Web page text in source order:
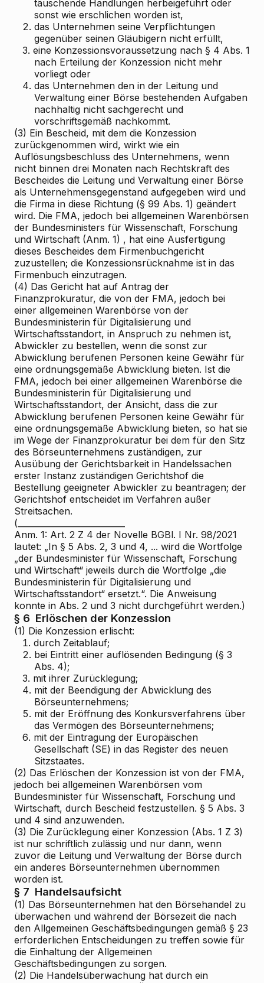
täuschende Handlungen herbeigeführt oder
sonst wie erschlichen worden ist,
2. das Unternehmen seine Verpflichtungen
gegenüber seinen Gläubigern nicht erfüllt,
3. eine Konzessionsvoraussetzung nach § 4 Abs. 1
nach Erteilung der Konzession nicht mehr
vorliegt oder
4. das Unternehmen den in der Leitung und
Verwaltung einer Börse bestehenden Aufgaben
nachhaltig nicht sachgerecht und
vorschriftsgemäß nachkommt.
(3) Ein Bescheid, mit dem die Konzession
zurückgenommen wird, wirkt wie ein
Auflösungsbeschluss des Unternehmens, wenn
nicht binnen drei Monaten nach Rechtskraft des
Bescheides die Leitung und Verwaltung einer Börse
als Unternehmensgegenstand aufgegeben wird und
die Firma in diese Richtung (§ 99 Abs. 1) geändert
wird. Die FMA, jedoch bei allgemeinen Warenbörsen
der Bundesministers für Wissenschaft, Forschung
und Wirtschaft (Anm. 1) , hat eine Ausfertigung
dieses Bescheides dem Firmenbuchgericht
zuzustellen; die Konzessionsrücknahme ist in das
Firmenbuch einzutragen.
(4) Das Gericht hat auf Antrag der
Finanzprokuratur, die von der FMA, jedoch bei
einer allgemeinen Warenbörse von der
Bundesministerin für Digitalisierung und
Wirtschaftsstandort, in Anspruch zu nehmen ist,
Abwickler zu bestellen, wenn die sonst zur
Abwicklung berufenen Personen keine Gewähr für
eine ordnungsgemäße Abwicklung bieten. Ist die
FMA, jedoch bei einer allgemeinen Warenbörse die
Bundesministerin für Digitalisierung und
Wirtschaftsstandort, der Ansicht, dass die zur
Abwicklung berufenen Personen keine Gewähr für
eine ordnungsgemäße Abwicklung bieten, so hat sie
im Wege der Finanzprokuratur bei dem für den Sitz
des Börseunternehmens zuständigen, zur
Ausübung der Gerichtsbarkeit in Handelssachen
erster Instanz zuständigen Gerichtshof die
Bestellung geeigneter Abwickler zu beantragen; der
Gerichtshof entscheidet im Verfahren außer
Streitsachen.
(__________________________
Anm. 1: Art. 2 Z 4 der Novelle BGBl. I Nr. 98/2021
lautet: „In § 5 Abs. 2, 3 und 4, ... wird die Wortfolge
„der Bundesminister für Wissenschaft, Forschung
und Wirtschaft“ jeweils durch die Wortfolge „die
Bundesministerin für Digitalisierung und
Wirtschaftsstandort“ ersetzt.“. Die Anweisung
konnte in Abs. 2 und 3 nicht durchgeführt werden.)
§ 6 Erlöschen der Konzession
(1) Die Konzession erlischt:
1. durch Zeitablauf;
2. bei Eintritt einer auflösenden Bedingung (§ 3
Abs. 4);
3. mit ihrer Zurücklegung;
4. mit der Beendigung der Abwicklung des
Börseunternehmens;
5. mit der Eröffnung des Konkursverfahrens über
das Vermögen des Börseunternehmens;
6. mit der Eintragung der Europäischen
Gesellschaft (SE) in das Register des neuen
Sitzstaates.
(2) Das Erlöschen der Konzession ist von der FMA,
jedoch bei allgemeinen Warenbörsen vom
Bundesminister für Wissenschaft, Forschung und
Wirtschaft, durch Bescheid festzustellen. § 5 Abs. 3
und 4 sind anzuwenden.
(3) Die Zurücklegung einer Konzession (Abs. 1 Z 3)
ist nur schriftlich zulässig und nur dann, wenn
zuvor die Leitung und Verwaltung der Börse durch
ein anderes Börseunternehmen übernommen
worden ist.
§ 7 Handelsaufsicht
(1) Das Börseunternehmen hat den Börsehandel zu
überwachen und während der Börsezeit die nach
den Allgemeinen Geschäftsbedingungen gemäß § 23
erforderlichen Entscheidungen zu treffen sowie für
die Einhaltung der Allgemeinen
Geschäftsbedingungen zu sorgen.
(2) Die Handelsüberwachung hat durch ein